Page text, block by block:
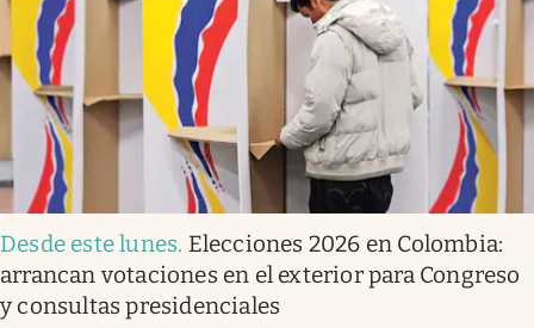
Desde este lunes. Elecciones 2026 en Colombia:
arrancan votaciones en el exterior para Congreso
y consultas presidenciales